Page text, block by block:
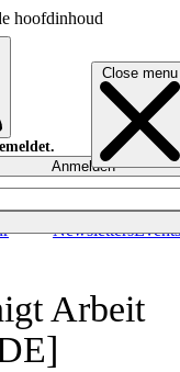
hoofdinhoud
Close menu
NewslettersEvents
Anmelden
Arbeit